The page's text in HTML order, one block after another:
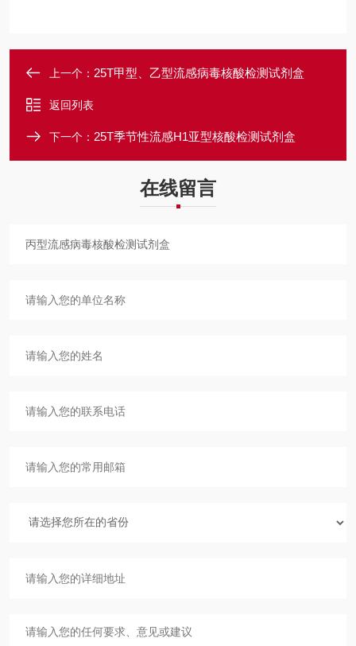
上一个： 25T甲型、乙型流感病毒核酸检测试剂盒
返回列表
下一个： 25T季节性流感H1亚型核酸检测试剂盒
在线留言